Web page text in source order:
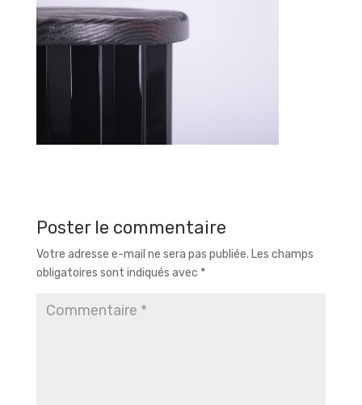
Poster le commentaire
Votre adresse e-mail ne sera pas publiée. Les champs
obligatoires sont indiqués avec *